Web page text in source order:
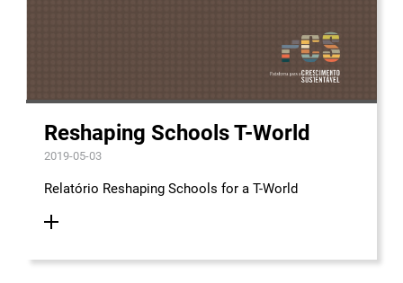
Reshaping Schools T-World
2019-05-03
Relatório Reshaping Schools for a T-World